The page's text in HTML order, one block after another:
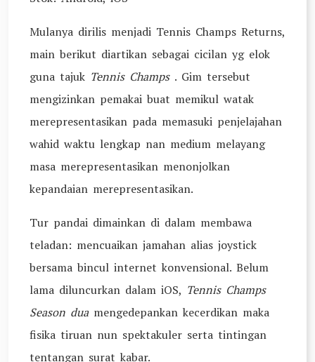
Mulanya dirilis menjadi Tennis Champs Returns,
main berikut diartikan sebagai cicilan yg elok
guna tajuk Tennis Champs . Gim tersebut
mengizinkan pemakai buat memikul watak
merepresentasikan pada memasuki penjelajahan
wahid waktu lengkap nan medium melayang
masa merepresentasikan menonjolkan
kepandaian merepresentasikan.
Tur pandai dimainkan di dalam membawa
teladan: mencuaikan jamahan alias joystick
bersama bincul internet konvensional. Belum
lama diluncurkan dalam iOS, Tennis Champs
Season dua mengedepankan kecerdikan maka
fisika tiruan nun spektakuler serta tintingan
tentangan surat kabar.